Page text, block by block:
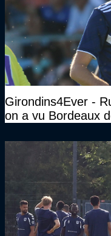
Girondins4Ever -
on a vu Bordeaux